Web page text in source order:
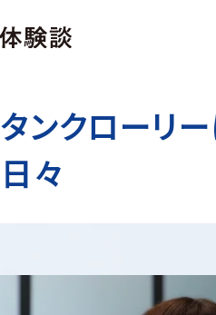
タンクローリ
日々